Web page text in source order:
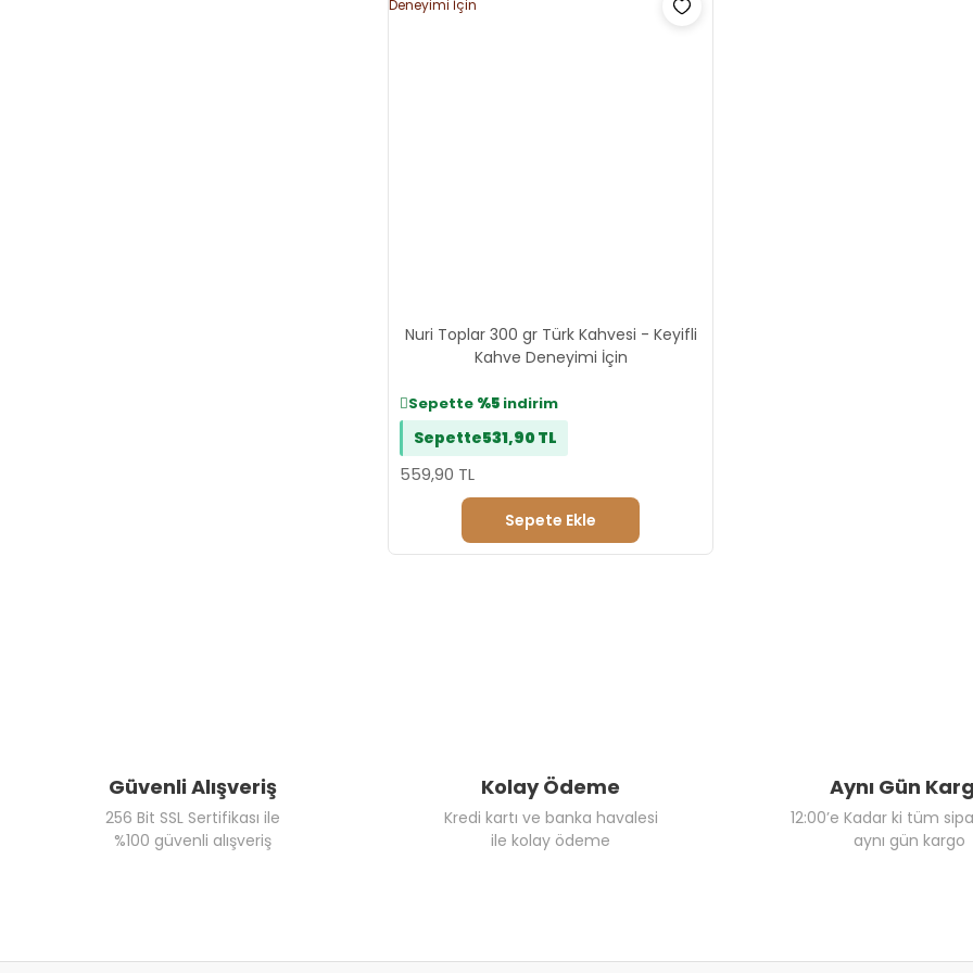
Nuri Toplar 300 gr Türk Kahvesi - Keyifli
Kahve Deneyimi İçin
Sepette %5 indirim
Sepette531,90 TL
559,90 TL
Sepete Ekle
Güvenli Alışveriş
256 Bit SSL Sertifikası ile
%100 güvenli alışveriş
Kolay Ödeme
Kredi kartı ve banka havalesi
ile kolay ödeme
Aynı Gün
12:00’e Kadar ki tüm
aynı gün kargo